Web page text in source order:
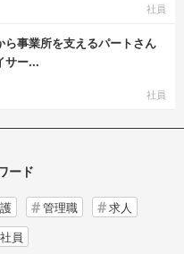
社員
ら事業所を支えるパートさん
サー...
社員
ード
管理職
求人
員